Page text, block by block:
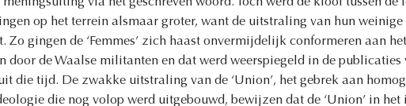
via het geschreven woord. Toch werd de kloof tussen de
op het terrein alsmaar groter, want de uitstraling van hun weinige
Zo gingen de ‘Femmes’ zich haast onvermijdelijk conformeren aan
door de Waalse militanten en dat werd weerspiegeld in de publicaties
die tijd. De zwakke uitstraling van de ‘Union’, het gebrek aan
die nog volop werd uitgebouwd, bewijzen dat de ‘Union’ in